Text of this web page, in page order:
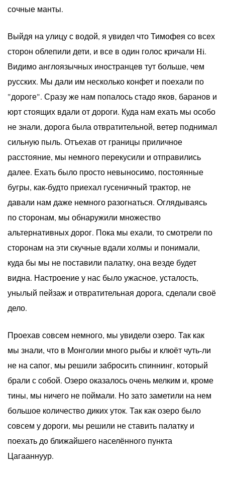
сочные манты.
Выйдя на улицу с водой, я увидел что Тимофея со всех
сторон облепили дети, и все в один голос кричали Hi.
Видимо англоязычных иностранцев тут больше, чем
русских. Мы дали им несколько конфет и поехали по
"дороге". Сразу же нам попалось стадо яков, баранов и
юрт стоящих вдали от дороги. Куда нам ехать мы особо
не знали, дорога была отвратительной, ветер поднимал
сильную пыль. Отъехав от границы приличное
расстояние, мы немного перекусили и отправились
далее. Ехать было просто невыносимо, постоянные
бугры, как-будто приехал гусеничный трактор, не
давали нам даже немного разогнаться. Оглядываясь
по сторонам, мы обнаружили множество
альтернативных дорог. Пока мы ехали, то смотрели по
сторонам на эти скучные вдали холмы и понимали,
куда бы мы не поставили палатку, она везде будет
видна. Настроение у нас было ужасное, усталость,
унылый пейзаж и отвратительная дорога, сделали своё
дело.
Проехав совсем немного, мы увидели озеро. Так как
мы знали, что в Монголии много рыбы и клюёт чуть-ли
не на сапог, мы решили забросить спиннинг, который
брали с собой. Озеро оказалось очень мелким и, кроме
тины, мы ничего не поймали. Но зато заметили на нем
большое количество диких уток. Так как озеро было
совсем у дороги, мы решили не ставить палатку и
поехать до ближайшего населённого пункта
Цагааннуур.